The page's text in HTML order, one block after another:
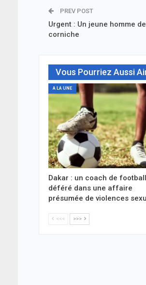
PREV POST
Urgent : Un jeune homme
corniche
Vous Pourriez Aussi
A LA UNE
Dakar : un coach de football
déféré dans une affaire
présumée de violences
<<< >>>